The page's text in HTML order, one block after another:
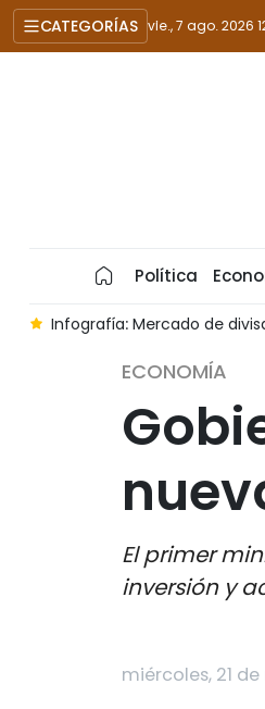
CATEGORÍAS vie., 7 ago. 2026
Política
Infografía: Mercado de
ECONOMÍA
El primer
inversión y
miércoles, 21